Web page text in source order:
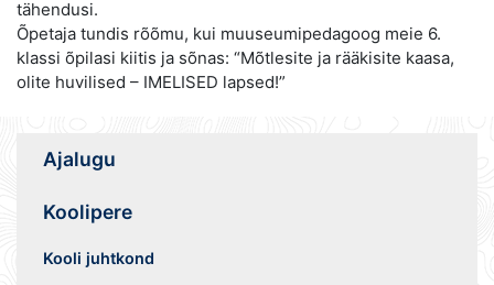
tähendusi.
Õpetaja tundis rõõmu, kui muuseumipedagoog meie 6.
klassi õpilasi kiitis ja sõnas: “Mõtlesite ja rääkisite kaasa,
olite huvilised – IMELISED lapsed!”
Ajalugu
Koolipere
Kooli juhtkond